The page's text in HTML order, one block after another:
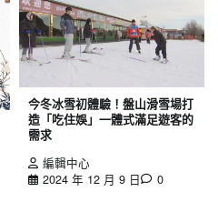
今冬冰雪初體驗！盤山滑雪場打
造「吃住娛」一體式滿足遊客的
需求
編輯中心
2024 年 12 月 9 日
0